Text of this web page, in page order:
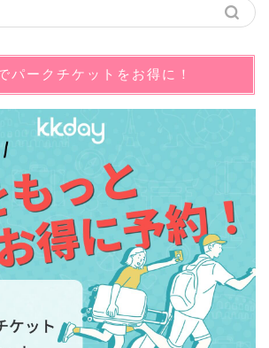
パークチケットをお得に！